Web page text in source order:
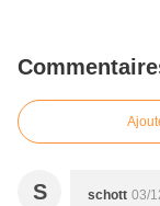
S schott 03/